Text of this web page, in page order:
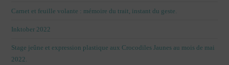
Carnet et feuille volante : mémoire du trait, instant du geste.
Inktober 2022
Stage jeûne et expression plastique aux Crocodiles Jaunes au mois de mai
2022.